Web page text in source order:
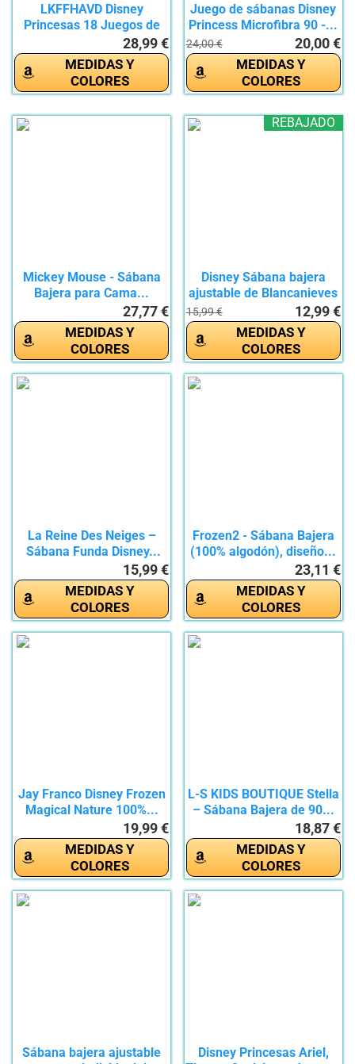
LKFFHAVD Disney
Princesas 18 Juegos de
28,99 €
MEDIDAS Y
COLORES
Juego de sábanas Disney
Princess Microfibra 90 -...
24,00 € 20,00 €
MEDIDAS Y
COLORES
Mickey Mouse - Sábana
Bajera para Cama...
27,77 €
MEDIDAS Y
COLORES
REBAJADO
Disney Sábana bajera
ajustable de Blancanieves
15,99 € 12,99 €
MEDIDAS Y
COLORES
La Reine Des Neiges –
Sábana Funda Disney...
15,99 €
MEDIDAS Y
COLORES
Frozen2 - Sábana Bajera
(100% algodón), diseño...
23,11 €
MEDIDAS Y
COLORES
Jay Franco Disney Frozen
Magical Nature 100%...
19,99 €
MEDIDAS Y
COLORES
L-S KIDS BOUTIQUE Stella
– Sábana Bajera de 90...
18,87 €
MEDIDAS Y
COLORES
Sábana bajera ajustable
Disney Princesas Ariel,